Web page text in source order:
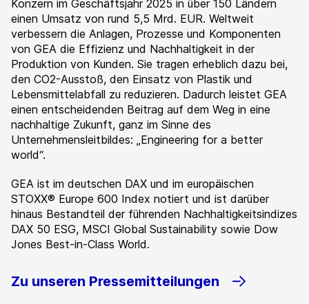
Konzern im Geschäftsjahr 2025 in über 150 Ländern
einen Umsatz von rund 5,5 Mrd. EUR. Weltweit
verbessern die Anlagen, Prozesse und Komponenten
von GEA die Effizienz und Nachhaltigkeit in der
Produktion von Kunden. Sie tragen erheblich dazu bei,
den CO2-Ausstoß, den Einsatz von Plastik und
Lebensmittelabfall zu reduzieren. Dadurch leistet GEA
einen entscheidenden Beitrag auf dem Weg in eine
nachhaltige Zukunft, ganz im Sinne des
Unternehmensleitbildes: „Engineering for a better
world“.
GEA ist im deutschen DAX und im europäischen
STOXX® Europe 600 Index notiert und ist darüber
hinaus Bestandteil der führenden Nachhaltigkeitsindizes
DAX 50 ESG, MSCI Global Sustainability sowie Dow
Jones Best-in-Class World.
Zu unseren Pressemitteilungen